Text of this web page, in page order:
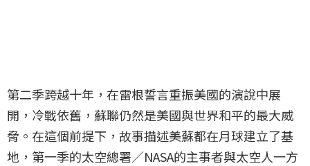
第二季跨越十年，在雷根誓言重振美國的演說中展
開，冷戰依舊，蘇聯仍然是美國與世界和平的最大威
脅。在這個前提下，故事描述美蘇都在月球建立了基
地，第一季的太空總署／NASA的主事者與太空人一方